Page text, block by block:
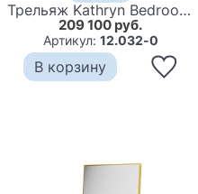
Трельяж Kathryn Bedroom Dressing Table Orange
209 100 руб.
Артикул: 12.032-0
В корзину